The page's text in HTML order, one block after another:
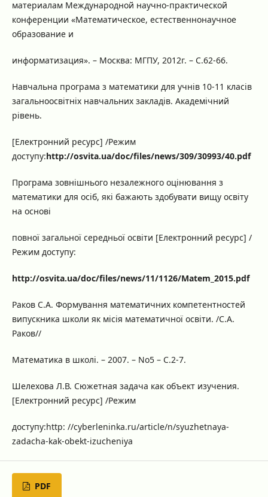
материалам Международной научно-практической
конференции «Математическое, естественнонаучное
образование и
информатизация». – Москва: МГПУ, 2012г. – С.62-66.
Навчальна програма з математики для учнів 10-11 класів
загальноосвітніх навчальних закладів. Академічний
рівень.
[Електронний ресурс] /Режим
доступу:http://osvita.ua/doc/files/news/309/30993/40.pdf
Програма зовнішнього незалежного оцінювання з
математики для осіб, які бажають здобувати вищу освіту
на основі
повної загальної середньої освіти [Електронний ресурс] /
Режим доступу:
http://osvita.ua/doc/files/news/11/1126/Matem_2015.pdf
Раков С.А. Формування математичних компетентностей
випускника школи як місія математичної освіти. /С.А.
Раков//
Математика в школі. – 2007. – No5 – С.2-7.
Шелехова Л.В. Сюжетная задача как объект изучения.
[Електронний ресурс] /Режим
доступу:http: //cyberleninka.ru/article/n/syuzhetnaya-
zadacha-kak-obekt-izucheniya
PDF